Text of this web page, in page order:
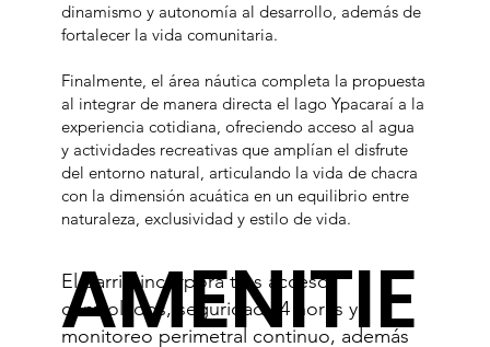
dinamismo y autonomía al desarrollo, además de
fortalecer la vida comunitaria.
Finalmente, el área náutica completa la propuesta
al integrar de manera directa el lago Ypacaraí a la
experiencia cotidiana, ofreciendo acceso al agua
y actividades recreativas que amplían el disfrute
del entorno natural, articulando la vida de chacra
con la dimensión acuática en un equilibrio entre
naturaleza, exclusividad y estilo de vida.
AMENITIE
El barrio incorpora tres accesos
controlados, seguridad 24 horas y
monitoreo perimetral continuo, además